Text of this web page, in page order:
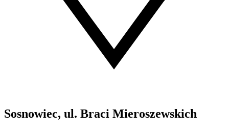
Sosnowiec, ul. Braci Mieroszewskich